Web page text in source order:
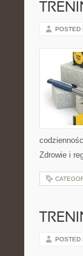
POSTED
Zdrowie i
POSTED